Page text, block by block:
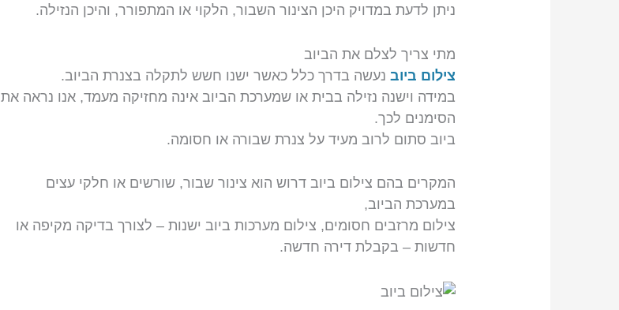
ניתן לדעת במדויק היכן הצינור השבור, הלקוי או המתפורר, והיכן הנזילה.
מתי צריך לצלם את הביוב
צילום ביוב נעשה בדרך כלל כאשר ישנו חשש לתקלה בצנרת הביוב.
במידה וישנה נזילה בבית או שמערכת הביוב אינה מחזיקה מעמד, אנו נראה את
הסימנים לכך.
ביוב סתום לרוב מעיד על צנרת שבורה או חסומה.
המקרים בהם צילום ביוב דרוש הוא צינור שבור, שורשים או חלקי עצים
במערכת הביוב,
צילום מרזבים חסומים, צילום מערכות ביוב ישנות – לצורך בדיקה מקיפה או
חדשות – בקבלת דירה חדשה.